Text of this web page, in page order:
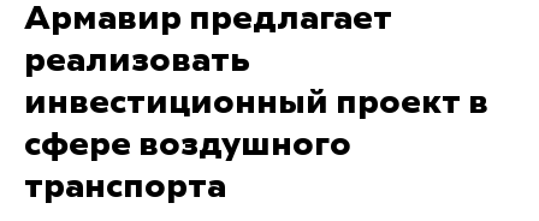
Армавир предлагает
реализовать
инвестиционный проект в
сфере воздушного
транспорта